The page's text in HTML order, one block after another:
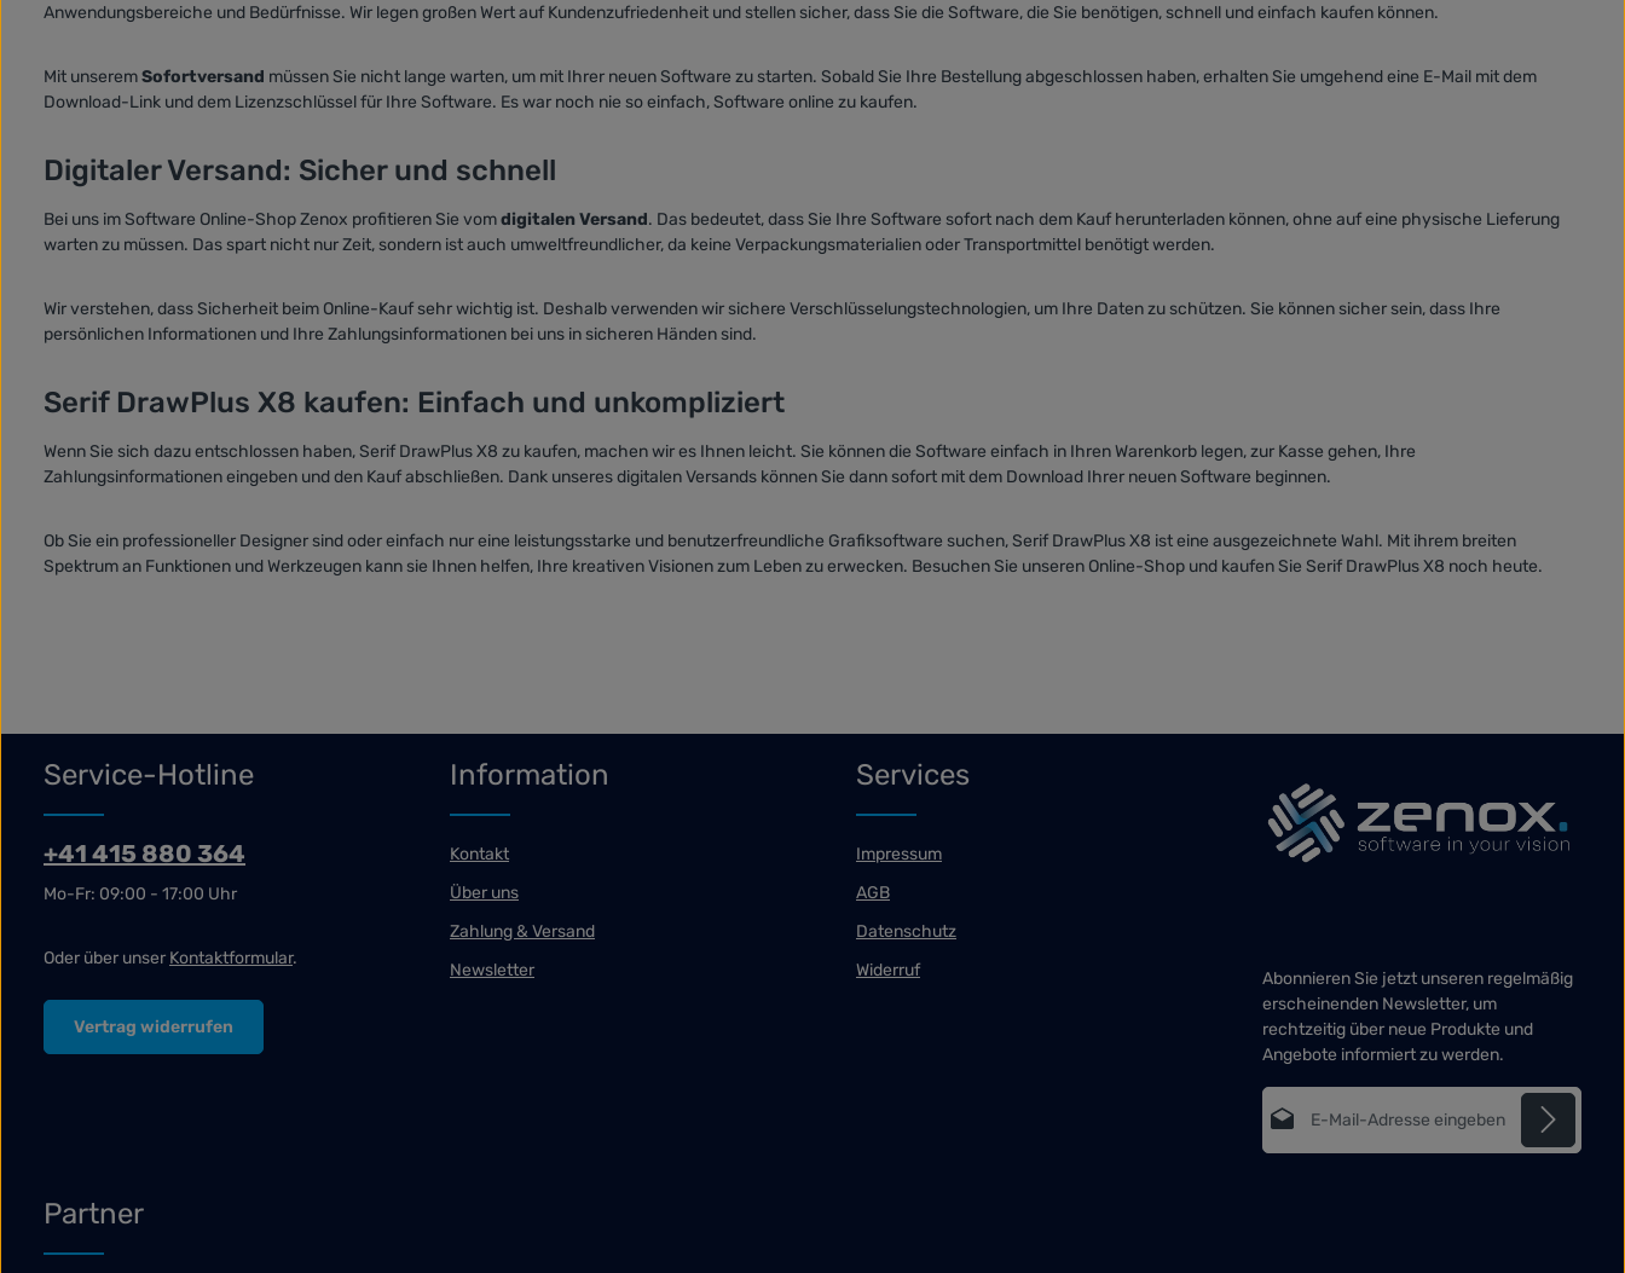
Anwendungsbereiche und Bedürfnisse. Wir legen großen Wert auf Kundenzufriedenheit und stellen sicher, dass Sie die Software, die Sie benötigen, schnell und einfach kaufen können.
Mit unseremSofortversand müssen Sie nicht lange warten, um mit Ihrer neuen Software zu starten. Sobald Sie Ihre Bestellung abgeschlossen haben, erhalten Sie umgehend eine E-Mail mit dem
Download-Link und dem Lizenzschlüssel für Ihre Software. Es war noch nie so einfach, Software online zu kaufen.
Digitaler Versand: Sicher und schnell
Bei uns im Software Online-Shop Zenox profitieren Sie vomdigitalen Versand. Das bedeutet, dass Sie Ihre Software sofort nach dem Kauf herunterladen können, ohne auf eine physische Lieferung
warten zu müssen. Das spart nicht nur Zeit, sondern ist auch umweltfreundlicher, da keine Verpackungsmaterialien oder Transportmittel benötigt werden.
Wir verstehen, dass Sicherheit beim Online-Kauf sehr wichtig ist. Deshalb verwenden wir sichere Verschlüsselungstechnologien, um Ihre Daten zu schützen. Sie können sicher sein, dass Ihre
persönlichen Informationen und Ihre Zahlungsinformationen bei uns in sicheren Händen sind.
Serif DrawPlus X8 kaufen: Einfach und unkompliziert
Wenn Sie sich dazu entschlossen haben, Serif DrawPlus X8 zu kaufen, machen wir es Ihnen leicht. Sie können die Software einfach in Ihren Warenkorb legen, zur Kasse gehen, Ihre
Zahlungsinformationen eingeben und den Kauf abschließen. Dank unseres digitalen Versands können Sie dann sofort mit dem Download Ihrer neuen Software beginnen.
Ob Sie ein professioneller Designer sind oder einfach nur eine leistungsstarke und benutzerfreundliche Grafiksoftware suchen, Serif DrawPlus X8 ist eine ausgezeichnete Wahl. Mit ihrem breiten
Spektrum an Funktionen und Werkzeugen kann sie Ihnen helfen, Ihre kreativen Visionen zum Leben zu erwecken. Besuchen Sie unseren Online-Shop und kaufen Sie Serif DrawPlus X8 noch heute.
Service-Hotline
+41 415 880 364
Mo-Fr: 09:00 - 17:00 Uhr
Oder über unser Kontaktformular.
Vertrag widerrufen
Information
Kontakt
Über uns
Zahlung & Versand
Newsletter
Services
Impressum
AGB
Datenschutz
Widerruf
Abonnieren Sie jetzt unseren regelmäßig
erscheinenden Newsletter, um
rechtzeitig über neue Produkte und
Angebote informiert zu werden.
E-Mail-Adresse*
Partner